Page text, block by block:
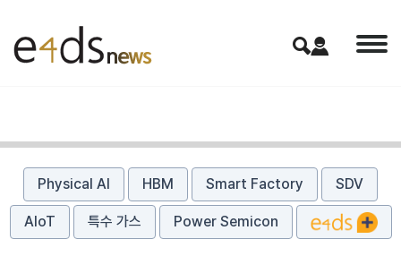
Physical AI HBM Smart Factory SDV
AIoT 특수 가스 Power Semicon